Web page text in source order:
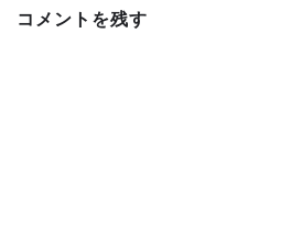
コメントを残す